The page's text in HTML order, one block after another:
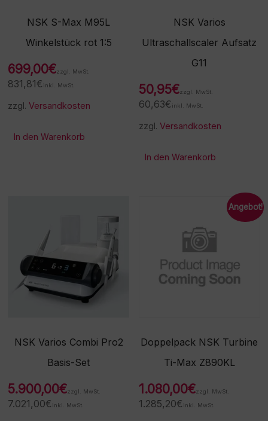
NSK S-Max M95L
Winkelstück rot 1:5
699,00€zzgl. MwSt.
831,81€ inkl. MwSt.
zzgl.Versandkosten
In den Warenkorb
NSK Varios
Ultraschallscaler Aufsatz
G11
50,95€zzgl. MwSt.
60,63€ inkl. MwSt.
zzgl.Versandkosten
In den Warenkorb
NSK Varios Combi Pro2
Basis-Set
5.900,00€zzgl. MwSt.
7.021,00€ inkl. MwSt.
Angebot!
Doppelpack NSK Turbine
Ti-Max Z890KL
1.080,00€zzgl. MwSt.
1.285,20€ inkl. MwSt.